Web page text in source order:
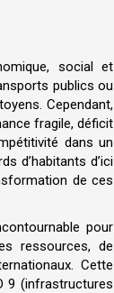
social et
publics ou
Cependant,
fragile, déficit
dans un
d’habitants d’ici
de ces
pour
ressources, de
Cette
9 (infrastructures